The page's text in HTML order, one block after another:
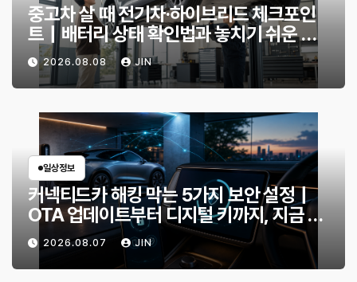
중고차 살 때 전기차·하이브리드 체크포인
트｜배터리 상태 확인법과 놓치기 쉬운 위
험 신호
2026.08.08 JIN
일상정보
커넥티드카 해킹 막는 5가지 보안 설정｜
OTA 업데이트부터 디지털 키까지, 지금 확
인할 것은?
2026.08.07 JIN